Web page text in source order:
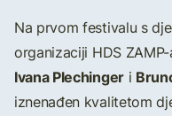
Na prvom festivalu s
organizaciji HDS
Ivana Plechingeri
iznenađen kvalitetom